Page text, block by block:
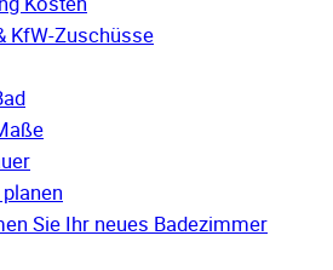
KfW-Zuschüsse
Sie Ihr neues Badezimmer